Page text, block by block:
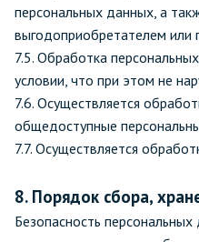
персональных данных, а
выгодоприобретателем или
7.5. Обработка
условии, что при этом не
7.6. Осуществляется
общедоступные
7.7. Осуществляется
8. Порядок сбора,
Безопасность